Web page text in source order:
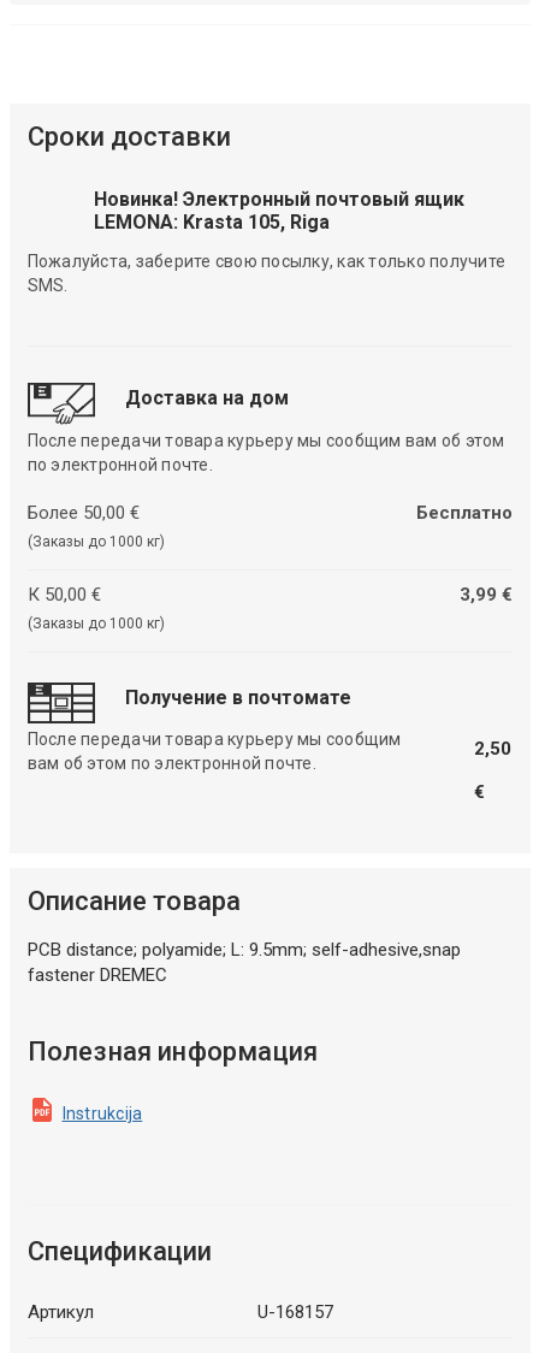
Сроки доставки
Новинка! Электронный почтовый ящик
LEMONA: Krasta 105, Riga
Пожалуйста, заберите свою посылку, как только получите
SMS.
Доставка на дом
После передачи товара курьеру мы сообщим вам об этом
по электронной почте.
Более 50,00 €
(Заказы до 1000 кг)
Бесплатно
К 50,00 €
(Заказы до 1000 кг)
3,99 €
Получение в почтомате
После передачи товара курьеру мы сообщим
вам об этом по электронной почте.
2,50
€
Описание товара
PCB distance; polyamide; L: 9.5mm; self-adhesive,snap
fastener DREMEC
Полезная информация
Instrukcija
Спецификации
Артикул U-168157